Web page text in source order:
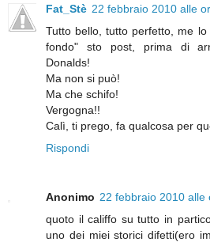
Fat_Stè 22 febbraio 2010 alle
Tutto bello, tutto perfetto, me
fondo" sto post, prima di
Donalds!
Ma non si può!
Ma che schifo!
Vergogna!!
Calì, ti prego, fa qualcosa per
Rispondi
Anonimo 22 febbraio 2010 alle
quoto il califfo su tutto in
uno dei miei storici difetti(ero